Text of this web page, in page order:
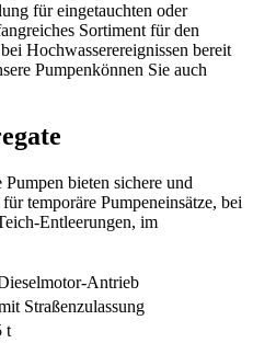
für eingetauchten oder
Sortiment für den
Hochwasserereignissen bereit
Pumpenkönnen Sie auch
bieten sichere und
temporäre Pumpeneinsätze, bei
Entleerungen, im
Antrieb
Straßenzulassung
t